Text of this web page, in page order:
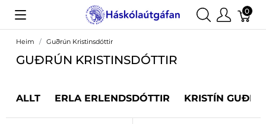
0
Heim Guðrún Kristinsdóttir
GUÐRÚN KRISTINSDÓTTIR
ALLT ERLA ERLENDSDÓTTIR KRISTÍN